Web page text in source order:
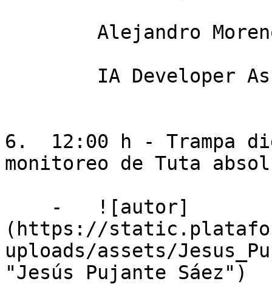
6.  12:00 h - Trampa
monitoreo de Tuta
(https://
uploads/assets/
"Jesús Pujante Sáez")